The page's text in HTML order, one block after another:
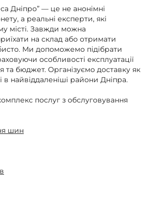
Дніпро” — це не анонімні
а реальні експерти, які
місті. Завжди можна
на склад або отримати
Ми допоможемо підібрати
особливості експлуатації
та бюджет. Організуємо доставку як
в найвіддаленіші райони Дніпра.
послуг з обслуговування
шин